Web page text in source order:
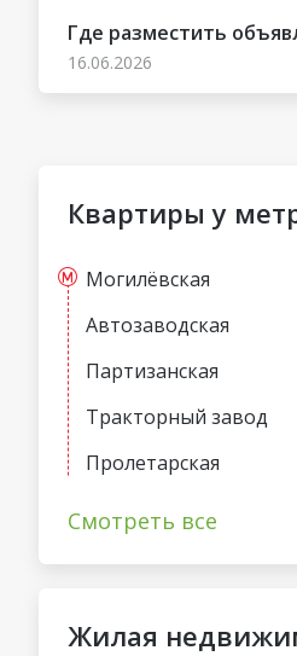
Где разместить
16.06.2026
Квартиры у
Могилёвская
Автозаводская
Партизанская
Тракторный завод
Пролетарская
Смотреть все
Жилая